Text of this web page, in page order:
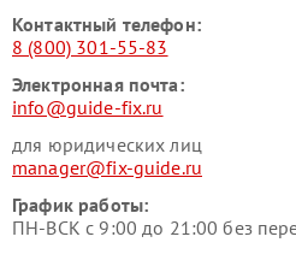
Контактный телефон:
8 (800) 301-55-83
Электронная почта:
info@guide-fix.ru
для юридических лиц
manager@fix-guide.ru
График работы:
ПН-ВСК с 9:00 до 21:00 без